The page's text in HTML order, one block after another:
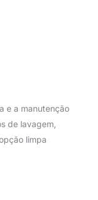
e a manutenção
de lavagem,
limpa